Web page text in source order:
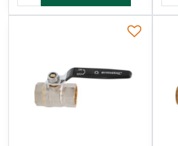
montáž a vhodný pre záhrady,
domácnosti aj priemyselné použitie,